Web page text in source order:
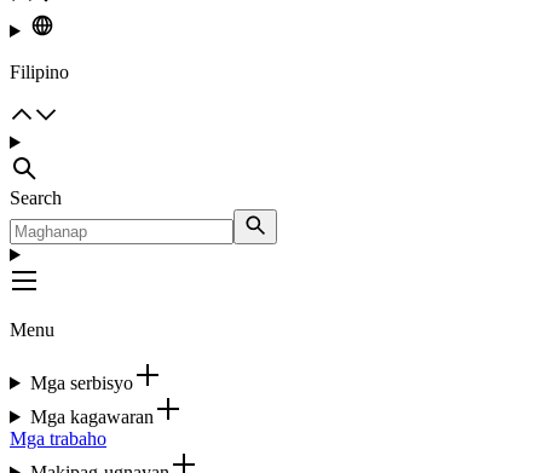
Filipino
Search
Menu
Mga serbisyo
Mga kagawaran
Mga trabaho